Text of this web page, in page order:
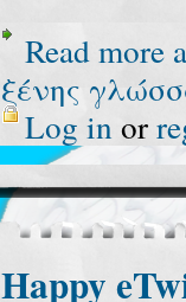
Read more
ξένης
Log in or
Happy